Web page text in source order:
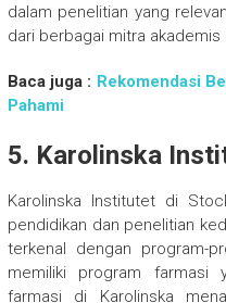
dalam penelitian yang
dari berbagai mitra akademis
Baca juga : Rekomendasi
Pahami
5. Karolinska
Karolinska Institutet di
pendidikan dan penelitian
terkenal dengan program-
memiliki program farmasi
farmasi di Karolinska